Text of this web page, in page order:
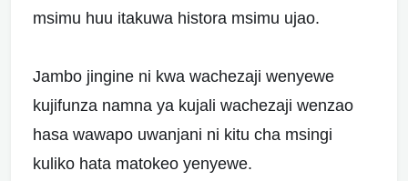
msimu huu itakuwa histora msimu ujao.
Jambo jingine ni kwa wachezaji wenyewe
kujifunza namna ya kujali wachezaji wenzao
hasa wawapo uwanjani ni kitu cha msingi
kuliko hata matokeo yenyewe.